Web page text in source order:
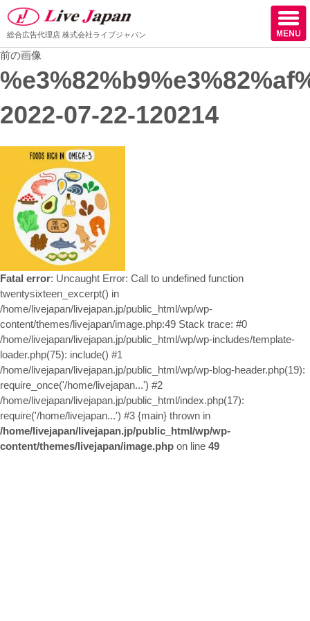
会社情報
スタッフ紹介
取扱媒体
スタッフブログ
サロン様からの声
ケーススタディー
採用
お問い合わせ
総合広告代理店 株式会社ライブジャパン
前の画像
2022-07-22-120214
Fatal error: Uncaught Error: Call to undefined function
twentysixteen_excerpt() in
/home/livejapan/livejapan.jp/public_html/wp/wp-
content/themes/livejapan/image.php:49 Stack trace: #0
/home/livejapan/livejapan.jp/public_html/wp/wp-includes/template-
loader.php(75): include() #1
/home/livejapan/livejapan.jp/public_html/wp/wp-blog-header.php(19):
require_once('/home/livejapan...') #2
/home/livejapan/livejapan.jp/public_html/index.php(17):
require('/home/livejapan...') #3 {main} thrown in
/home/livejapan/livejapan.jp/public_html/wp/wp-
content/themes/livejapan/image.php on line 49